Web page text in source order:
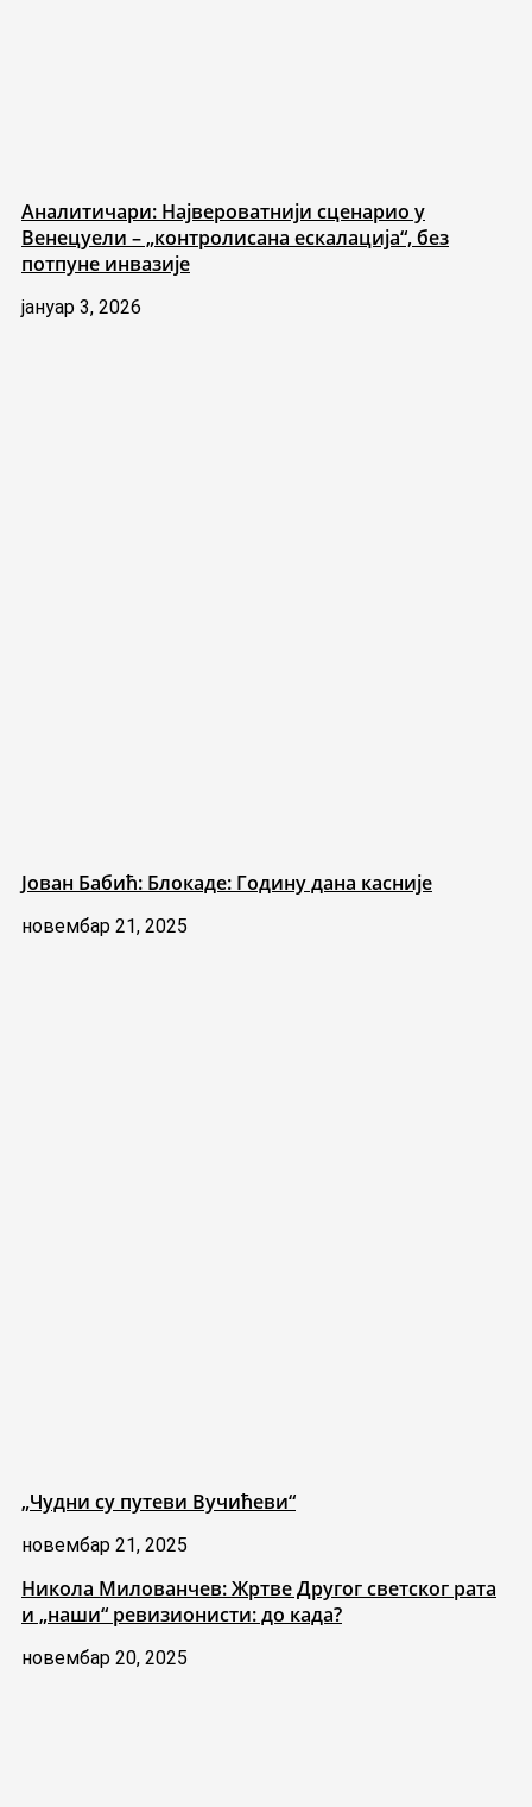
Аналитичари: Највероватнији сценарио у
Венецуели – „контролисана ескалација“, без
потпуне инвазије
јануар 3, 2026
Јован Бабић: Блокаде: Годину дана касније
новембар 21, 2025
„Чудни су путеви Вучићеви“
новембар 21, 2025
Никола Милованчев: Жртве Другог светског рата
и „наши“ ревизионисти: до када?
новембар 20, 2025